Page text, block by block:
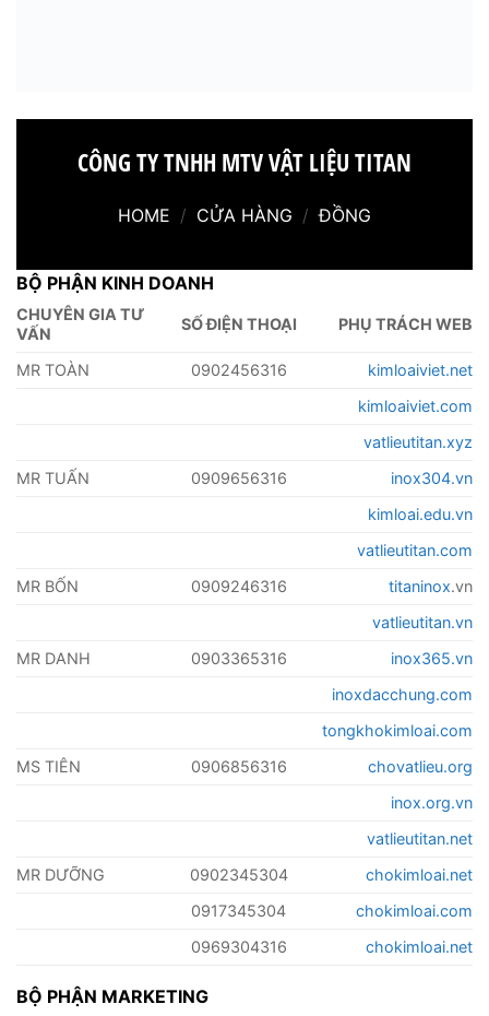
CÔNG TY TNHH MTV VẬT LIỆU TITAN
HOME / CỬA HÀNG / ĐỒNG
BỘ PHẬN KINH DOANH
CHUYÊN GIA TƯ
VẤN
SỐ ĐIỆN THOẠI PHỤ TRÁCH WEB
MR TOÀN 0902456316
kimloaiviet.net
kimloaiviet.com
vatlieutitan.xyz
MR TUẤN
0909656316
inox304.vn
kimloai.edu.vn
vatlieutitan.com
MR BỐN
0909246316 titaninox.vn
vatlieutitan.vn
MR DANH
0903365316
inox365.vn
inoxdacchung.com
tongkhokimloai.com
MS TIÊN
0906856316
chovatlieu.org
inox.org.vn
vatlieutitan.net
MR DƯỠNG
0902345304
chokimloai.net
0917345304
chokimloai.com
0969304316
chokimloai.net
BỘ PHẬN MARKETING